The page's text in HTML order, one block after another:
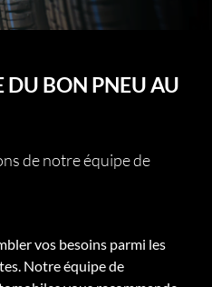
DU BON PNEU AU
de notre équipe de
vos besoins parmi les
Notre équipe de